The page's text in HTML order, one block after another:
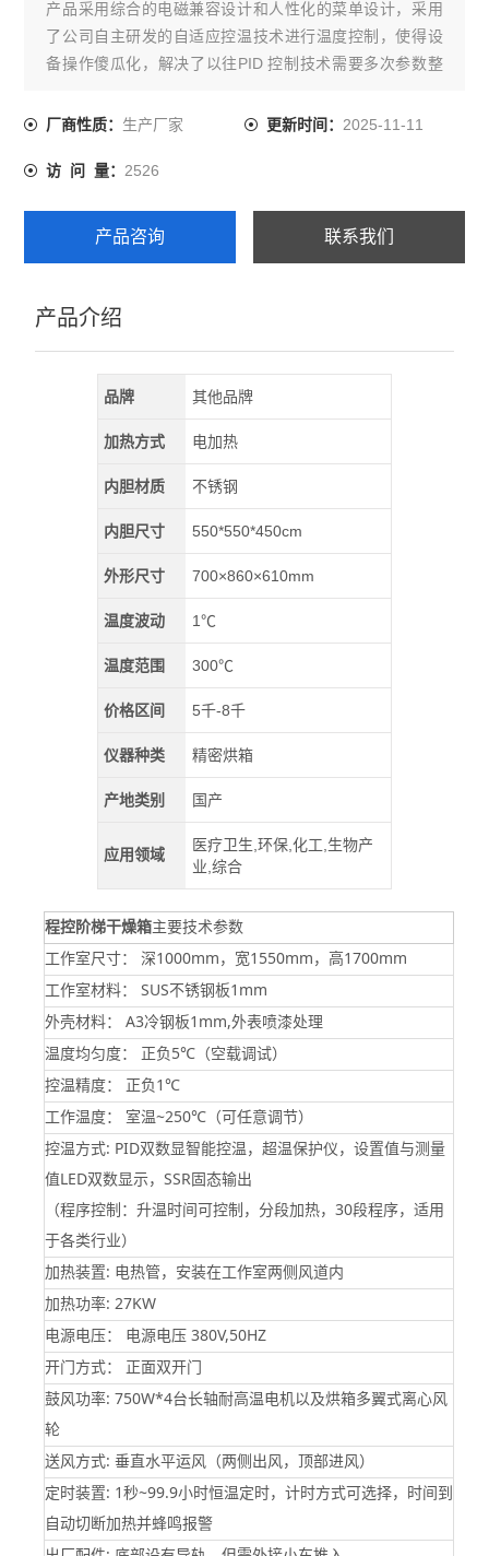
产品采用综合的电磁兼容设计和人性化的菜单设计，采用
了公司自主研发的自适应控温技术进行温度控制，使得设
备操作傻瓜化，解决了以往PID 控制技术需要多次参数整
清晰、直观。微电脑智能控制，设定温度后，仪表自行控
能，定时时间长达9999 分钟。
厂商性质： 生产厂家 更新时间： 2025-11-11
访 问 量：2526
产品咨询 联系我们
产品介绍
品牌 其他品牌
加热方式 电加热
内胆材质 不锈钢
内胆尺寸 550*550*450cm
外形尺寸 700×860×610mm
温度波动 1℃
温度范围 300℃
价格区间 5千-8千
仪器种类 精密烘箱
产地类别 国产
应用领域
医疗卫生,环保,化工,生物产
业,综合
程控阶梯干燥箱主要技术参数
工作室尺寸： 深1000mm，宽1550mm，高1700mm
工作室材料： SUS不锈钢板1mm
外壳材料： A3冷钢板1mm,外表喷漆处理
温度均匀度： 正负5℃（空载调试）
控温精度： 正负1℃
工作温度： 室温~250℃（可任意调节）
控温方式: PID双数显智能控温，超温保护仪，设置值与测量
值LED双数显示，SSR固态输出
（程序控制：升温时间可控制，分段加热，30段程序，适用
于各类行业）
加热装置: 电热管，安装在工作室两侧风道内
加热功率: 27KW
电源电压： 电源电压 380V,50HZ
开门方式： 正面双开门
鼓风功率: 750W*4台长轴耐高温电机以及烘箱多翼式离心风
轮
送风方式: 垂直水平运风（两侧出风，顶部进风）
定时装置: 1秒~99.9小时恒温定时，计时方式可选择，时间到
自动切断加热并蜂鸣报警